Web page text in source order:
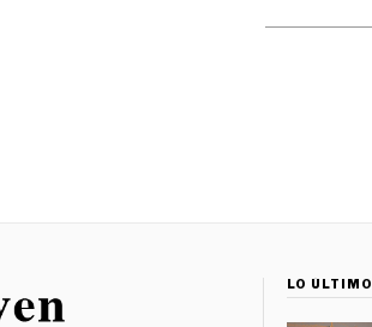
LO ÚLTIMO